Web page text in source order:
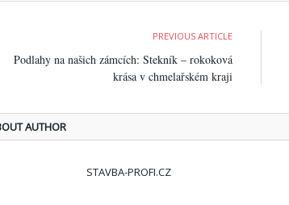
PREVIOUS ARTICLE
Podlahy na našich zámcích: Stekník – rokoková
krása v chmelařském kraji
AUTHOR
STAVBA-PROFI.CZ